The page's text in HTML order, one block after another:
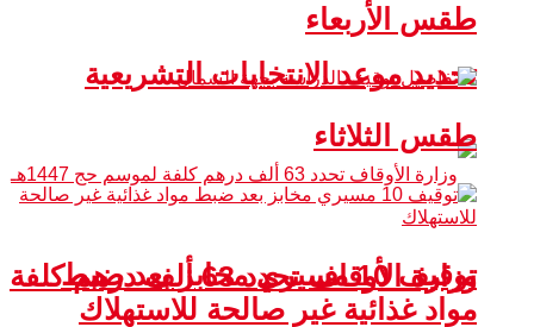
تحديد موعد الانتخابات التشريعية
وزارة الأوقاف تحدد 63 ألف درهم كلفة
طقس الأربعاء
طقس الثلاثاء
توقيف 10 مسيري مخابز بعد ضبط
مواد غذائية غير صالحة للاستهلاك